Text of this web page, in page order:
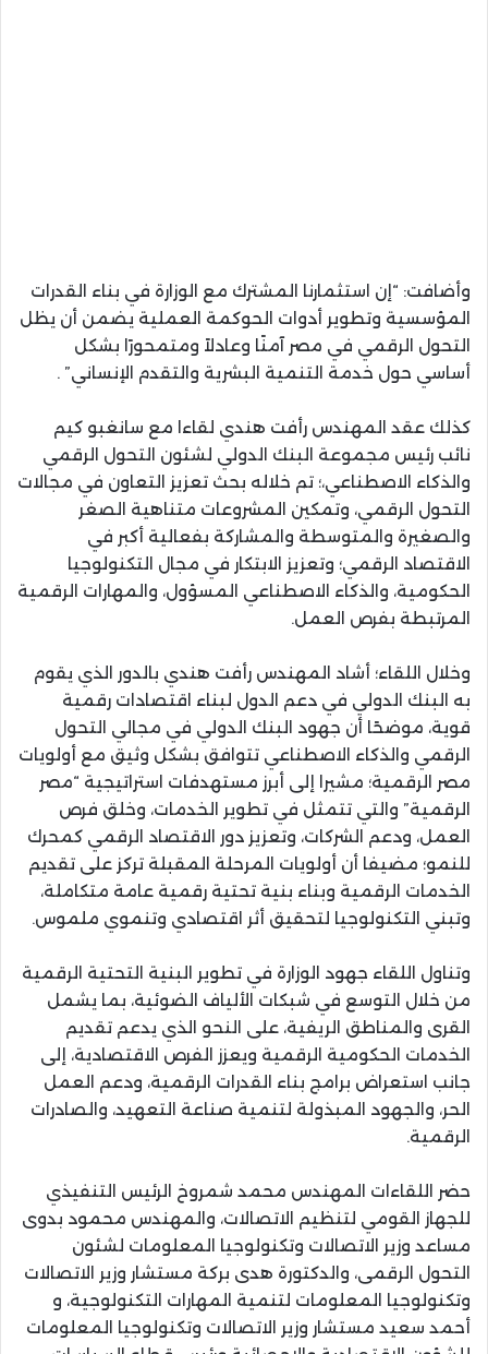
وأضافت: “إن استثمارنا المشترك مع الوزارة في بناء القدرات
المؤسسية وتطوير أدوات الحوكمة العملية يضمن أن يظل
التحول الرقمي في مصر آمنًا وعادلاً ومتمحورًا بشكل
أساسي حول خدمة التنمية البشرية والتقدم الإنساني” .
كذلك عقد المهندس رأفت هندي لقاءا مع سانغبو كيم
نائب رئيس مجموعة البنك الدولي لشئون التحول الرقمي
والذكاء الاصطناعي،؛ تم خلاله بحث تعزيز التعاون في مجالات
التحول الرقمي، وتمكين المشروعات متناهية الصغر
والصغيرة والمتوسطة والمشاركة بفعالية أكبر في
الاقتصاد الرقمي؛ وتعزيز الابتكار في مجال التكنولوجيا
الحكومية، والذكاء الاصطناعي المسؤول، والمهارات الرقمية
المرتبطة بفرص العمل.
وخلال اللقاء؛ أشاد المهندس رأفت هندي بالدور الذي يقوم
به البنك الدولي في دعم الدول لبناء اقتصادات رقمية
قوية، موضحًا أن جهود البنك الدولي في مجالي التحول
الرقمي والذكاء الاصطناعي تتوافق بشكل وثيق مع أولويات
مصر الرقمية؛ مشيرا إلى أبرز مستهدفات استراتيجية “مصر
الرقمية” والتي تتمثل في تطوير الخدمات، وخلق فرص
العمل، ودعم الشركات، وتعزيز دور الاقتصاد الرقمي كمحرك
للنمو؛ مضيفا أن أولويات المرحلة المقبلة تركز على تقديم
الخدمات الرقمية وبناء بنية تحتية رقمية عامة متكاملة،
وتبني التكنولوجيا لتحقيق أثر اقتصادي وتنموي ملموس.
وتناول اللقاء جهود الوزارة في تطوير البنية التحتية الرقمية
من خلال التوسع في شبكات الألياف الضوئية، بما يشمل
القرى والمناطق الريفية، على النحو الذي يدعم تقديم
الخدمات الحكومية الرقمية ويعزز الفرص الاقتصادية، إلى
جانب استعراض برامج بناء القدرات الرقمية، ودعم العمل
الحر، والجهود المبذولة لتنمية صناعة التعهيد، والصادرات
الرقمية.
حضر اللقاءات المهندس محمد شمروخ الرئيس التنفيذي
للجهاز القومي لتنظيم الاتصالات، والمهندس محمود بدوى
مساعد وزير الاتصالات وتكنولوجيا المعلومات لشئون
التحول الرقمى، والدكتورة هدى بركة مستشار وزير الاتصالات
وتكنولوجيا المعلومات لتنمية المهارات التكنولوجية، و
أحمد سعيد مستشار وزير الاتصالات وتكنولوجيا المعلومات